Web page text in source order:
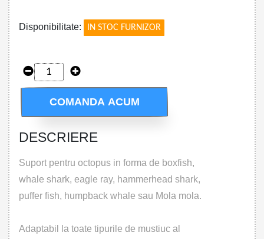
Disponibilitate: IN STOC FURNIZOR
COMANDA ACUM
DESCRIERE
Suport pentru octopus in forma de boxfish,
whale shark, eagle ray, hammerhead shark,
puffer fish, humpback whale sau Mola mola.
Adaptabil la toate tipurile de mustiuc al